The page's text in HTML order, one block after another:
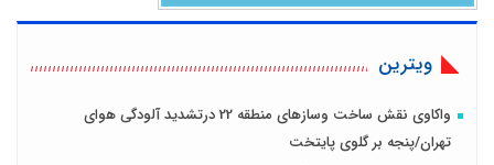
ویترین
واکاوی نقش ساخت وسازهای منطقه 22 درتشدید آلودگی هوای
تهران/پنجه بر گلوی پایتخت